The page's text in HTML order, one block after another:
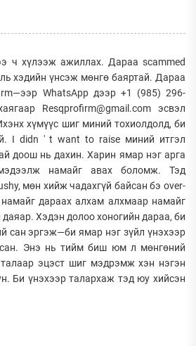
ч хүлээж ажиллах. Дараа scammed
хэдийн үнсэж мөнгө баяртай. Дараа
WhatsApp дээр +1 (985) 296-
Resqprofirm@gmail.com эсвэл
хүмүүс шиг миний тохиолдолд, би
I didn ' t want to raise миний итгэл
доош нь дахин. Харин ямар нэг арга
намайг авах боломж. Тэд
мөн хийж чадахгүй байсан бэ over-
дараах алхам алхмаар намайг
Хэдэн долоо хоногийн дараа, би
сан эргэж—би ямар нэг зүйл үнэхээр
Энэ нь тийм биш юм л мөнгөний
эцэст шиг мэдрэмж хэн нэгэн
Би үнэхээр талархаж тэд юу хийсэн